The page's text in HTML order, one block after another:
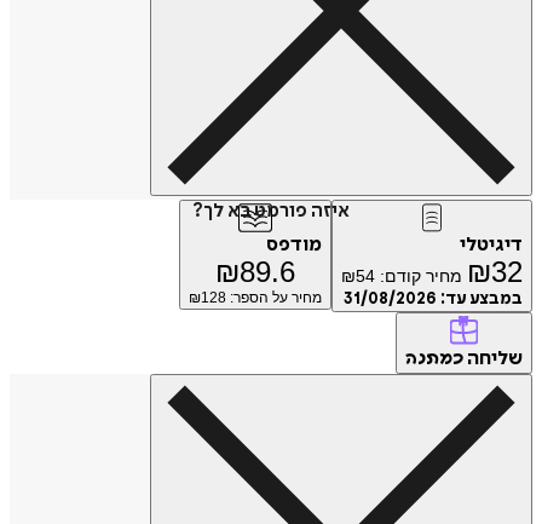
איזה פורמט בא לך?
₪ מחיר קודם: ₪54
עד:31/08/2026
מודפס
₪89.6
מחיר על הספר: ₪128
כמתנה